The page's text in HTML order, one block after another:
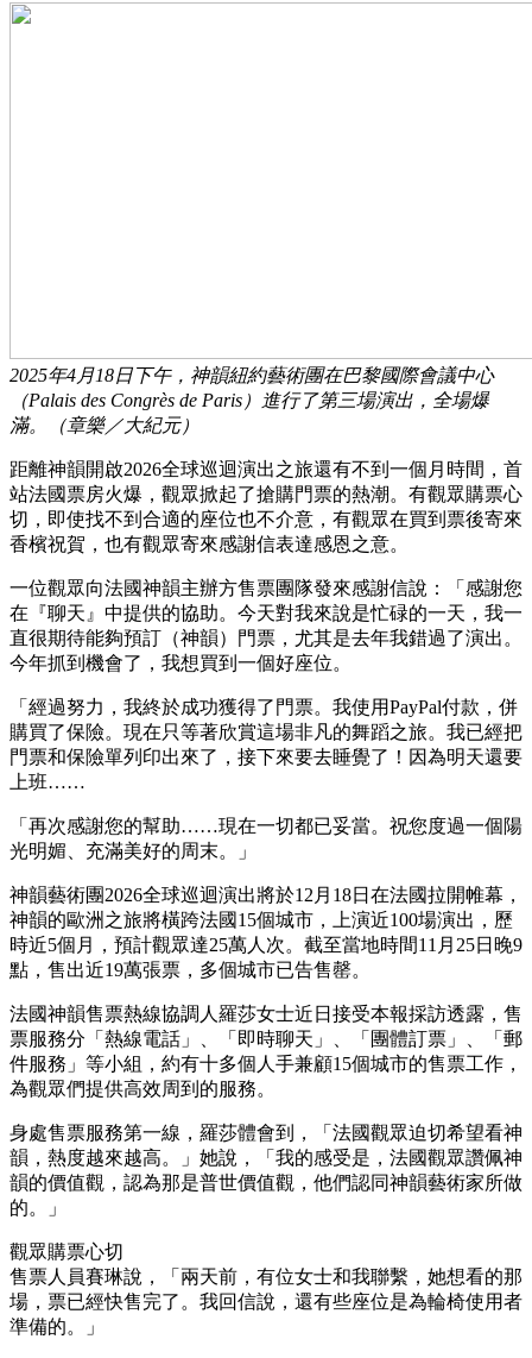
2025年4月18日下午，神韻紐約藝術團在巴黎國際會議中心
（Palais des Congrès de Paris）進行了第三場演出，全場爆
滿。（章樂／大紀元）
距離神韻開啟2026全球巡迴演出之旅還有不到一個月時間，首
站法國票房火爆，觀眾掀起了搶購門票的熱潮。有觀眾購票心
切，即使找不到合適的座位也不介意，有觀眾在買到票後寄來
香檳祝賀，也有觀眾寄來感謝信表達感恩之意。
一位觀眾向法國神韻主辦方售票團隊發來感謝信說：「感謝您
在『聊天』中提供的協助。今天對我來說是忙碌的一天，我一
直很期待能夠預訂（神韻）門票，尤其是去年我錯過了演出。
今年抓到機會了，我想買到一個好座位。
「經過努力，我終於成功獲得了門票。我使用PayPal付款，併
購買了保險。現在只等著欣賞這場非凡的舞蹈之旅。我已經把
門票和保險單列印出來了，接下來要去睡覺了！因為明天還要
上班……
「再次感謝您的幫助……現在一切都已妥當。祝您度過一個陽
光明媚、充滿美好的周末。」
神韻藝術團2026全球巡迴演出將於12月18日在法國拉開帷幕，
神韻的歐洲之旅將橫跨法國15個城市，上演近100場演出，歷
時近5個月，預計觀眾達25萬人次。截至當地時間11月25日晚9
點，售出近19萬張票，多個城市已告售罄。
法國神韻售票熱線協調人羅莎女士近日接受本報採訪透露，售
票服務分「熱線電話」、「即時聊天」、「團體訂票」、「郵
件服務」等小組，約有十多個人手兼顧15個城市的售票工作，
為觀眾們提供高效周到的服務。
身處售票服務第一線，羅莎體會到，「法國觀眾迫切希望看神
韻，熱度越來越高。」她說，「我的感受是，法國觀眾讚佩神
韻的價值觀，認為那是普世價值觀，他們認同神韻藝術家所做
的。」
觀眾購票心切
售票人員賽琳說，「兩天前，有位女士和我聯繫，她想看的那
場，票已經快售完了。我回信說，還有些座位是為輪椅使用者
準備的。」